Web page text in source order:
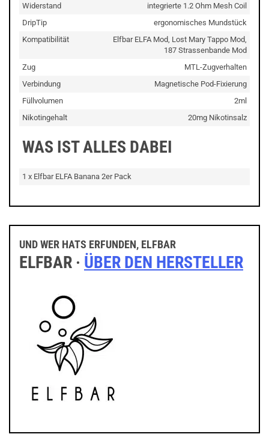
Widerstand
integrierte 1.2 Ohm Mesh Coil
DripTip
ergonomisches Mundstück
Kompatibilität
Elfbar ELFA Mod, Lost Mary Tappo Mod,
187 Strassenbande Mod
Zug
MTL-Zugverhalten
Verbindung
Magnetische Pod-Fixierung
Füllvolumen
2ml
Nikotingehalt
20mg Nikotinsalz
WAS IST ALLES DABEI
1 x Elfbar ELFA Banana 2er Pack
UND WER HATS ERFUNDEN, ELFBAR
ELFBAR · ÜBER DEN HERSTELLER